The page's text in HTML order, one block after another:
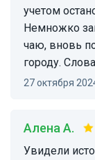
учетом
Немножко
чаю, вновь
городу.
27 октября
Алена А.
Увидели исторические экспонаты (этикетки,